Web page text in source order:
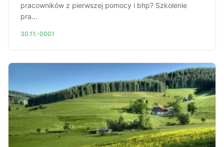
pracowników z pierwszej pomocy i bhp? Szkolenie
pra...
30.11.-0001